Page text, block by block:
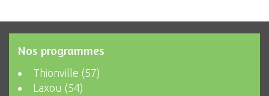
Nos programmes
Thionville (57)
Laxou (54)